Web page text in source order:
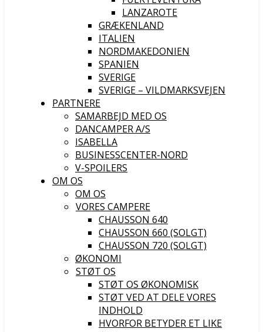
LANZAROTE
GRÆKENLAND
ITALIEN
NORDMAKEDONIEN
SPANIEN
SVERIGE
SVERIGE – VILDMARKSVEJEN
PARTNERE
SAMARBEJD MED OS
DANCAMPER A/S
ISABELLA
BUSINESSCENTER-NORD
V-SPOILERS
OM OS
OM OS
VORES CAMPERE
CHAUSSON 640
CHAUSSON 660 (SOLGT)
CHAUSSON 720 (SOLGT)
ØKONOMI
STØT OS
STØT OS ØKONOMISK
STØT VED AT DELE VORES
INDHOLD
HVORFOR BETYDER ET LIKE